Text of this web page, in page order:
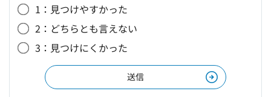
1：見つけやすかった
2：どちらとも言えない
3：見つけにくかった